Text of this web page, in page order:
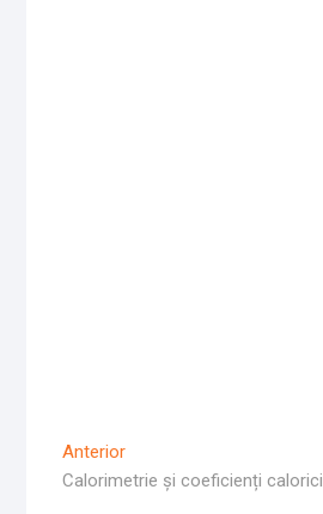
Navigare
în
AnteriorArticolul
Anterior
Calorimetrie și coeficienți calorici